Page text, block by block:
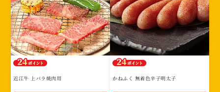
近江牛 上バラ焼肉用 かねふく 無着色辛子明太子